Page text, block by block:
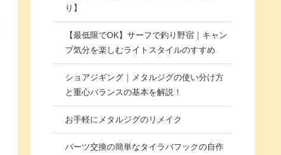
り】
【最低限でOK】サーフで釣り野宿｜キャン
プ気分を楽しむライトスタイルのすすめ
ショアジギング｜メタルジグの使い分け方
と重心バランスの基本を解説！
お手軽にメタルジグのリメイク
パーツ交換の簡単なタイラバフックの自作